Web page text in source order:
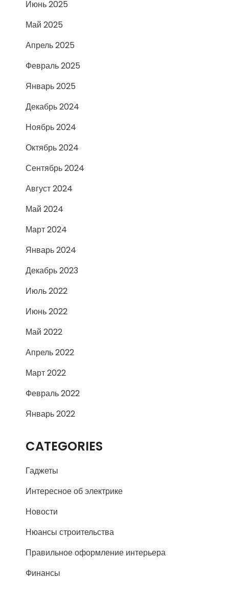
Июнь 2025
Май 2025
Апрель 2025
Февраль 2025
Январь 2025
Декабрь 2024
Ноябрь 2024
Октябрь 2024
Сентябрь 2024
Август 2024
Май 2024
Март 2024
Январь 2024
Декабрь 2023
Июль 2022
Июнь 2022
Май 2022
Апрель 2022
Март 2022
Февраль 2022
Январь 2022
CATEGORIES
Гаджеты
Интересное об электрике
Новости
Нюансы строительства
Правильное оформление интерьера
Финансы